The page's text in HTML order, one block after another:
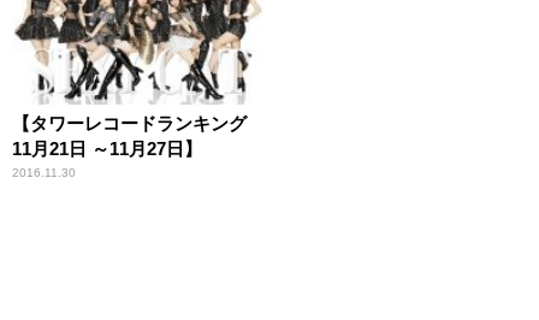
【タワーレコードランキング
11月21日 ～11月27日】
2016.11.30